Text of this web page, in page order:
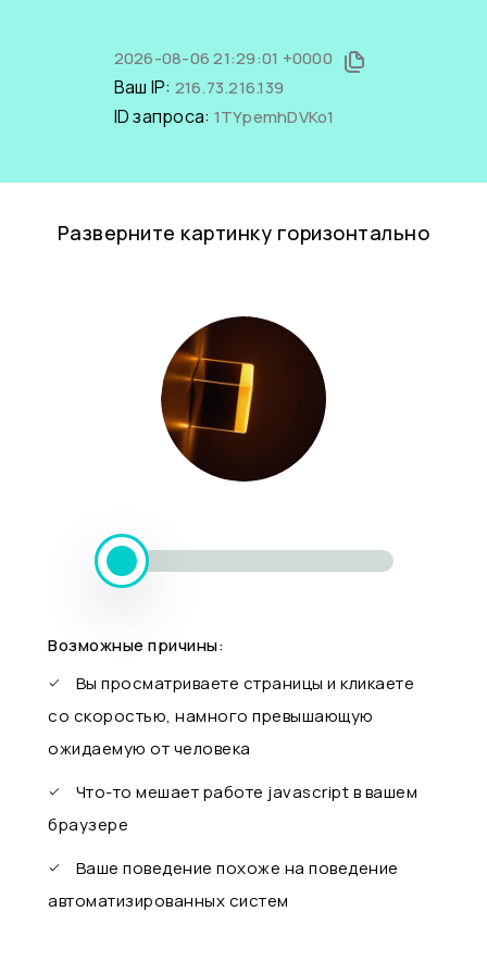
2026-08-06 21:29:01 +0000
Ваш IP: 216.73.216.139
ID запроса: 1TYpemhDVKo1
Разверните картинку горизонтально
Возможные причины:
Вы просматриваете страницы и кликаете
со скоростью, намного превышающую
ожидаемую от человека
Что-то мешает работе javascript в вашем
браузере
Ваше поведение похоже на поведение
автоматизированных систем